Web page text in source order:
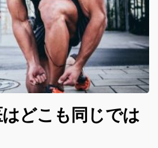
どこも同じでは